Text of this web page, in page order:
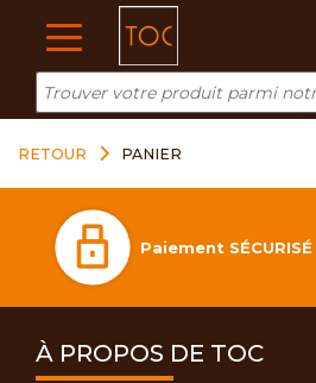
RETOUR PANIER
Paiement SÉCURISÉ
À PROPOS DE TOC
Cookies management panel